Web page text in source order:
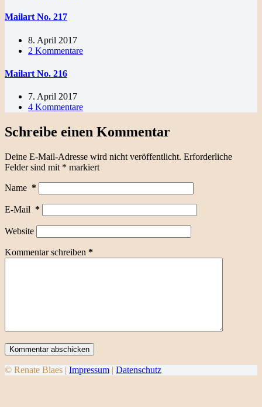
Mailart No. 217
8. April 2017
2 Kommentare
Mailart No. 216
7. April 2017
4 Kommentare
Schreibe einen Kommentar
Deine E-Mail-Adresse wird nicht veröffentlicht. Erforderliche
Felder sind mit * markiert
Name *
E-Mail *
Website
Kommentar schreiben *
Kommentar abschicken
© Renate Blaes | Impressum | Datenschutz